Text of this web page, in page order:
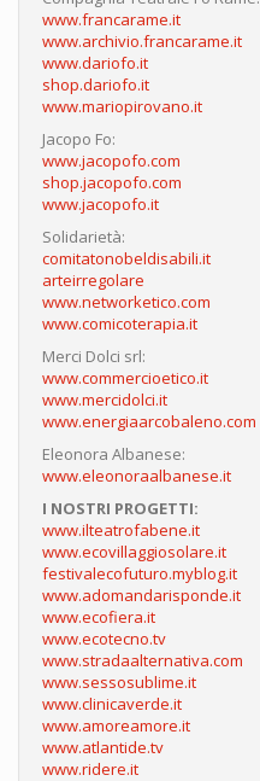
www.francarame.it
www.archivio.francarame.it
www.dariofo.it
shop.dariofo.it
www.mariopirovano.it
Jacopo Fo:
www.jacopofo.com
shop.jacopofo.com
www.jacopofo.it
Solidarietà:
comitatonobeldisabili.it
arteirregolare
www.networketico.com
www.comicoterapia.it
Merci Dolci srl:
www.commercioetico.it
www.mercidolci.it
www.energiaarcobaleno.com
Eleonora Albanese:
www.eleonoraalbanese.it
I NOSTRI PROGETTI:
www.ilteatrofabene.it
www.ecovillaggiosolare.it
festivalecofuturo.myblog.it
www.adomandarisponde.it
www.ecofiera.it
www.ecotecno.tv
www.stradaalternativa.com
www.sessosublime.it
www.clinicaverde.it
www.amoreamore.it
www.atlantide.tv
www.ridere.it